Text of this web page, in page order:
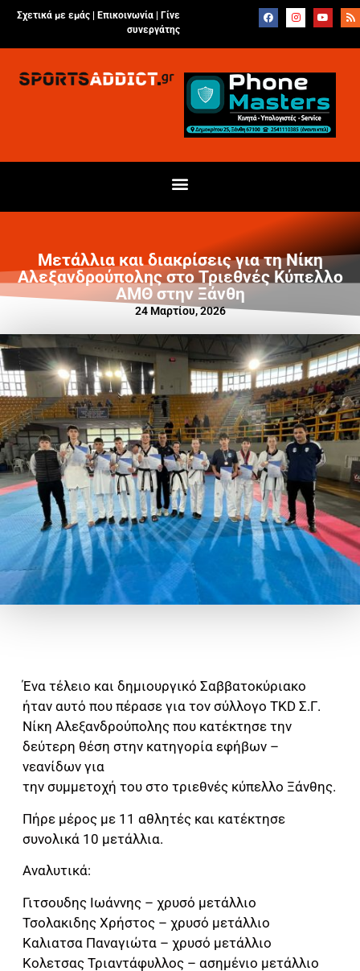
Σχετικά με εμάς | Επικοινωνία
Γίνε
συνεργάτης
Μετάλλια και διακρίσεις για τη Νίκη
Αλεξανδρούπολης στο Τριεθνές Κύπελλο
ΑΜΘ στην Ξάνθη
24 Μαρτίου, 2026
Ένα τέλειο και δημιουργικό Σαββατοκύριακο
ήταν αυτό που πέρασε για τον σύλλογο TKD Σ.Γ.
Νίκη Αλεξανδρούπολης που κατέκτησε την
δεύτερη θέση στην κατηγορία εφήβων –
νεανίδων για
την συμμετοχή του στο τριεθνές κύπελλο Ξάνθης.
Πήρε μέρος με 11 αθλητές και κατέκτησε
συνολικά 10 μετάλλια.
Αναλυτικά:
Γιτσουδης Ιωάννης – χρυσό μετάλλιο
Τσολακιδης Χρήστος – χρυσό μετάλλιο
Καλιατσα Παναγιώτα – χρυσό μετάλλιο
Κολετσας Τριαντάφυλλος – ασημένιο μετάλλιο